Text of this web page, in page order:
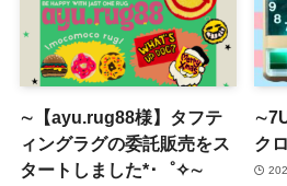
∼【ayu.rug88様】タフテ
ィングラグの委託販売をス
タートしました*･゜✧∼
ク